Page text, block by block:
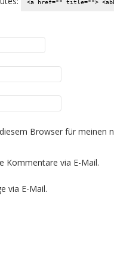
<a href="" title="">
Browser für meinen
Kommentare via E-Mail.
via E-Mail.